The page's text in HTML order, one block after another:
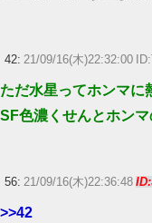
42: 21/09/16(木)22:32:00
ただ水星ってホンマに
SF色濃くせんとホン
56: 21/09/16(木)22:36:48
>>42